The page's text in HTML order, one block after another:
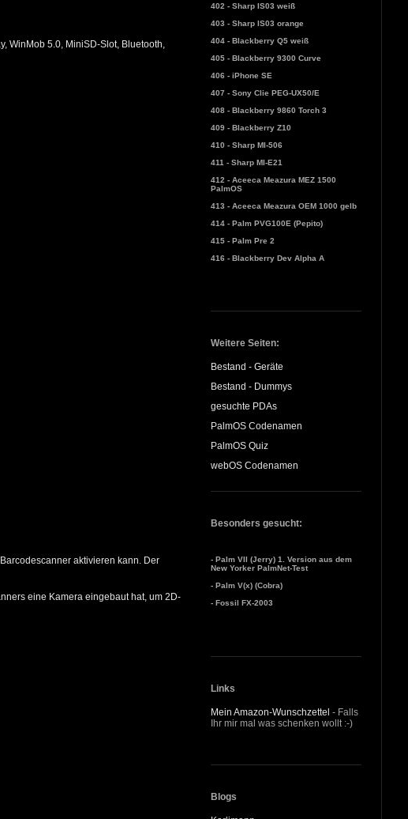
402 - Sharp IS03 weiß
403 - Sharp IS03 orange
404 - Blackberry Q5 weiß
405 - Blackberry 9300 Curve
406 - iPhone SE
407 - Sony Clie PEG-UX50/E
408 - Blackberry 9860 Torch 3
409 - Blackberry Z10
410 - Sharp MI-506
411 - Sharp MI-E21
412 - Aceeca Meazura MEZ 1500
PalmOS
413 - Aceeca Meazura OEM 1000 gelb
414 - Palm PVG100E (Pepito)
415 - Palm Pre 2
416 - Blackberry Dev Alpha A
Weitere Seiten:
Bestand - Geräte
Bestand - Dummys
gesuchte PDAs
PalmOS Codenamen
PalmOS Quiz
webOS Codenamen
Besonders gesucht:
- Palm VII (Jerry) 1. Version aus dem
New Yorker PalmNet-Test
- Palm V(x) (Cobra)
- Fossil FX-2003
Links
Mein Amazon-Wunschzettel - Falls
Ihr mir mal was schenken wollt :-)
Blogs
WinMob 5.0, MiniSD-Slot, Bluetooth,
aktivieren kann. Der
eine Kamera eingebaut hat, um 2D-